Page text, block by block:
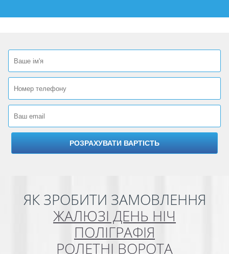
ЯК ЗРОБИТИ ЗАМОВЛЕННЯ
ЖАЛЮЗІ ДЕНЬ НІЧ
ПОЛІГРАФІЯ
РОЛЕТНІ ВОРОТА